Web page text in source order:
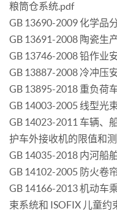
粮筒仓系统.pdf
GB 13690-2009 化学品
GB 13691-2008 陶瓷生
GB 13746-2008 铅作业
GB 13887-2008 冷冲压
GB 13895-2018 重负荷
GB 14003-2005 线型光
GB 14023-2011 车辆、
护车外接收机的限值和
GB 14035-2018 内河船
GB 14102-2005 防火卷
GB 14166-2013 机动车
束系统和 ISOFIX 儿童约